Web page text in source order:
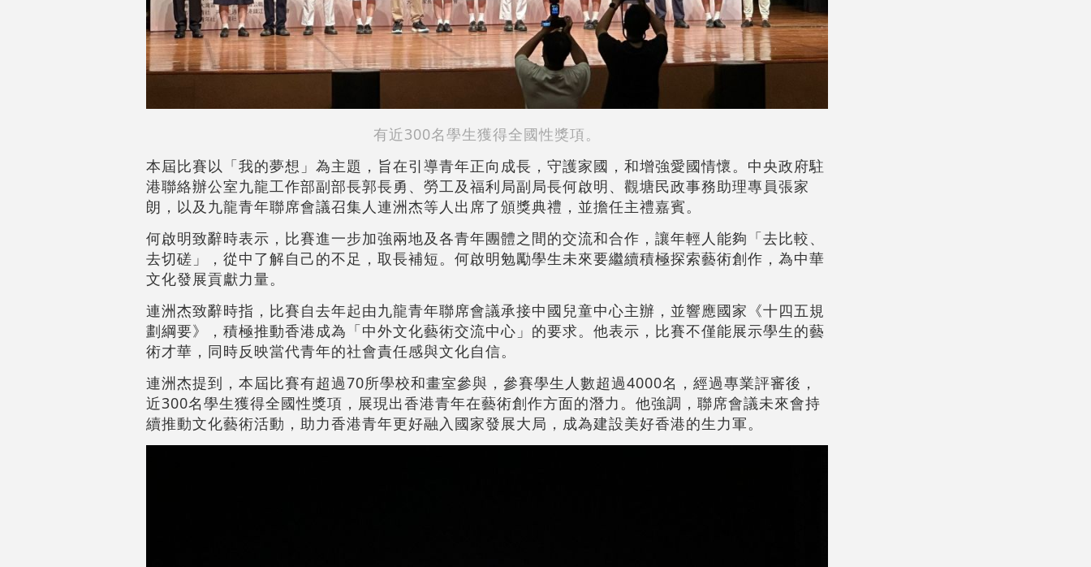
有近300名學生獲得全國性獎項。
本屆比賽以「我的夢想」為主題，旨在引導青年正向成長，守護家國，和增強愛國情懷。中央政府駐
港聯絡辦公室九龍工作部副部長郭長勇、勞工及福利局副局長何啟明、觀塘民政事務助理專員張家
朗，以及九龍青年聯席會議召集人連洲杰等人出席了頒獎典禮，並擔任主禮嘉賓。
何啟明致辭時表示，比賽進一步加強兩地及各青年團體之間的交流和合作，讓年輕人能夠「去比較、
去切磋」，從中了解自己的不足，取長補短。何啟明勉勵學生未來要繼續積極探索藝術創作，為中華
文化發展貢獻力量。
連洲杰致辭時指，比賽自去年起由九龍青年聯席會議承接中國兒童中心主辦，並響應國家《十四五規
劃綱要》，積極推動香港成為「中外文化藝術交流中心」的要求。他表示，比賽不僅能展示學生的藝
術才華，同時反映當代青年的社會責任感與文化自信。
連洲杰提到，本屆比賽有超過70所學校和畫室參與，參賽學生人數超過4000名，經過專業評審後，
近300名學生獲得全國性獎項，展現出香港青年在藝術創作方面的潛力。他強調，聯席會議未來會持
續推動文化藝術活動，助力香港青年更好融入國家發展大局，成為建設美好香港的生力軍。